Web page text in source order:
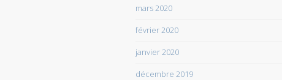
mars 2020
février 2020
janvier 2020
décembre 2019